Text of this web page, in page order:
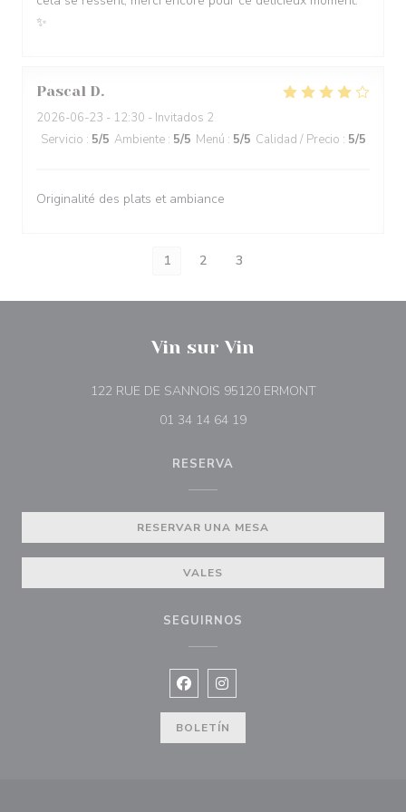
✨
Pascal D
2026-06-23 - 12:30 - Invitados 2
Servicio : 5/5 Ambiente : 5/5 Menú : 5/5 Calidad / Precio : 5/5
Originalité des plats et ambiance
1 2 3
Vin sur Vin
122 RUE DE SANNOIS 95120 ERMONT((abre en una
01 34 14 64 19
RESERVA
RESERVAR UNA MESA
VALES
SEGUIRNOS
Facebook ((abre en una nueva
Instagram ((abre en una
BOLETÍN